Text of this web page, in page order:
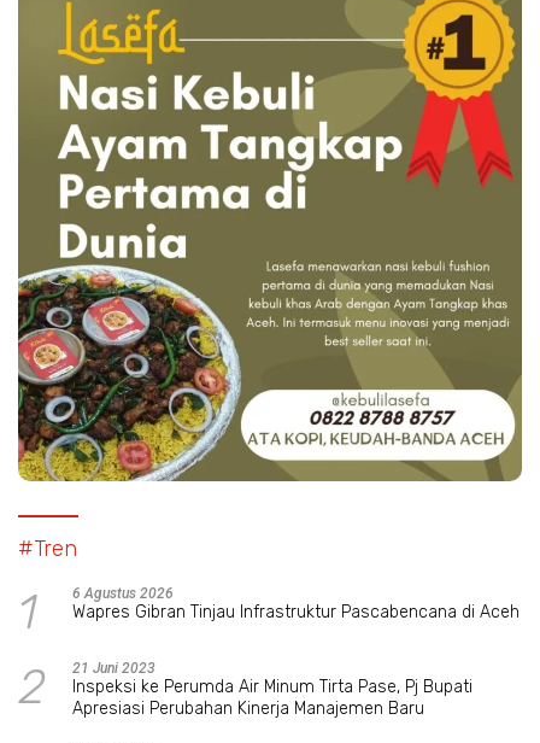
#Tren
1 6 Agustus 2026
Wapres Gibran Tinjau Infrastruktur Pascabencana di Aceh
2 21 Juni 2023
Inspeksi ke Perumda Air Minum Tirta Pase, Pj Bupati
Apresiasi Perubahan Kinerja Manajemen Baru